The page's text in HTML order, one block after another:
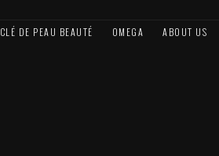
CLÉ DE PEAU BEAUTÉ OMEGA ABOUT US